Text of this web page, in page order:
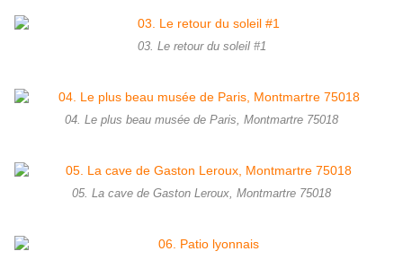
03. Le retour du soleil #1
04. Le plus beau musée de Paris, Montmartre 75018
05. La cave de Gaston Leroux, Montmartre 75018